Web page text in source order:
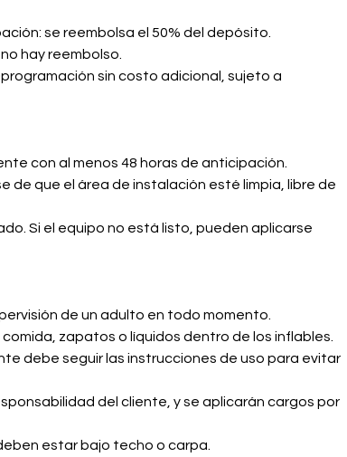
se reembolsa el 50% del depósito.
hay reembolso.
sin costo adicional, sujeto a
con al menos 48 horas de anticipación.
de que el área de instalación esté limpia, libre de
Si el equipo no está listo, pueden aplicarse
de un adulto en todo momento.
zapatos o líquidos dentro de los inflables.
debe seguir las instrucciones de uso para evitar
del cliente, y se aplicarán cargos por
estar bajo techo o carpa.